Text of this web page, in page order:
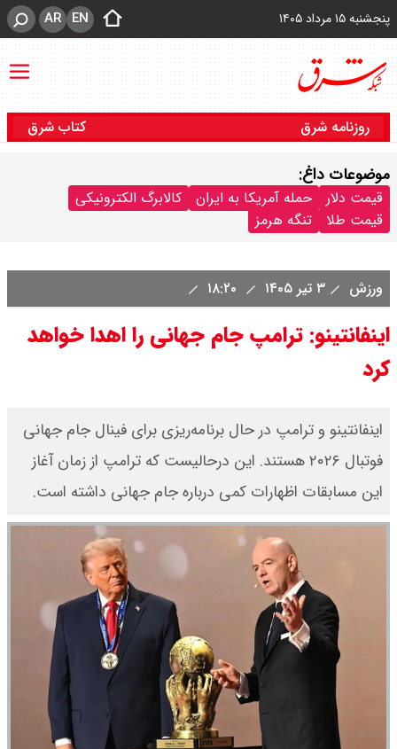
پنجشنبه ۱۵ مرداد ۱۴۰۵ EN
AR
روزنامه شرق کتاب شرق
موضوعات داغ:
قیمت دلار حمله آمریکا به ایران
کالابرگ الکترونیکی
قیمت طلا
تنگه هرمز
ورزش ۳ تیر ۱۴۰۵
اینفانتینو: ترامپ جام جهانی را اهدا خواهد
کرد
اینفانتینو و ترامپ در حال برنامه‌ریزی برای فینال جام جهانی
فوتبال ۲۰۲۶ هستند. این درحالیست که ترامپ از زمان آغاز
این مسابقات اظهارات کمی درباره جام جهانی داشته است.